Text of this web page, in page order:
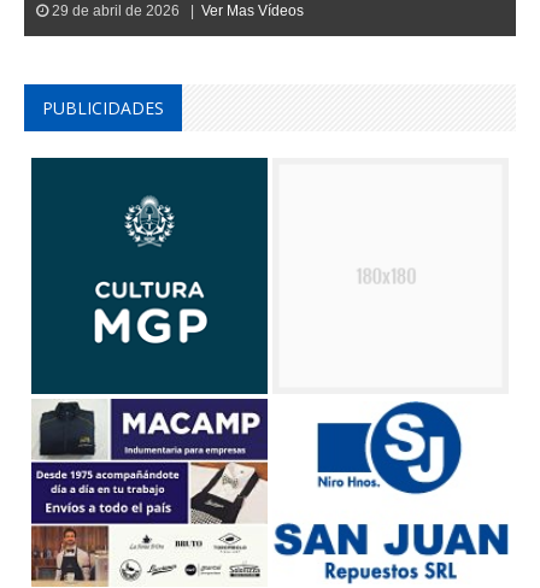
29 de abril de 2026 | Ver Mas Vídeos
PUBLICIDADES